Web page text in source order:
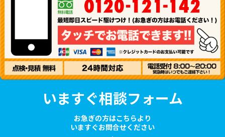
いますぐ相談フォーム
お急ぎの方はこちらより
いますぐお問合せください